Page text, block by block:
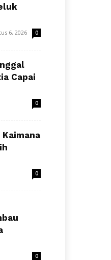
6, 2026 0
Capai
0
0
0